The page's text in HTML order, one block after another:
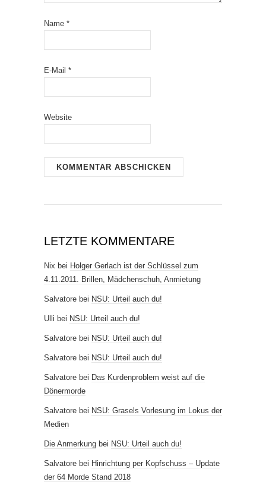
Name *
E-Mail *
Website
LETZTE KOMMENTARE
Nix bei Holger Gerlach ist der Schlüssel zum
4.11.2011. Brillen, Mädchenschuh, Anmietung
Salvatore bei NSU: Urteil auch du!
Ulli bei NSU: Urteil auch du!
Salvatore bei NSU: Urteil auch du!
Salvatore bei NSU: Urteil auch du!
Salvatore bei Das Kurdenproblem weist auf die
Dönermorde
Salvatore bei NSU: Grasels Vorlesung im Lokus der
Medien
Die Anmerkung bei NSU: Urteil auch du!
Salvatore bei Hinrichtung per Kopfschuss – Update
der 64 Morde Stand 2018